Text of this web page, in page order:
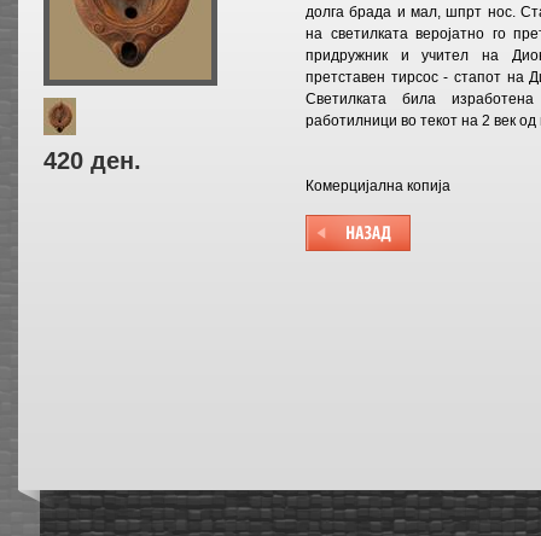
420 ден.
долга брада и мал, шпрт нос.
на светилката веројатно го
придружник и учител на
претставен тирсос - стапот на
Светилката била
работилници во текот на 2 век
Комерцијална копија